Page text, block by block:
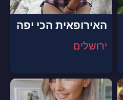
האירופאית הכי יפה
ירושלים